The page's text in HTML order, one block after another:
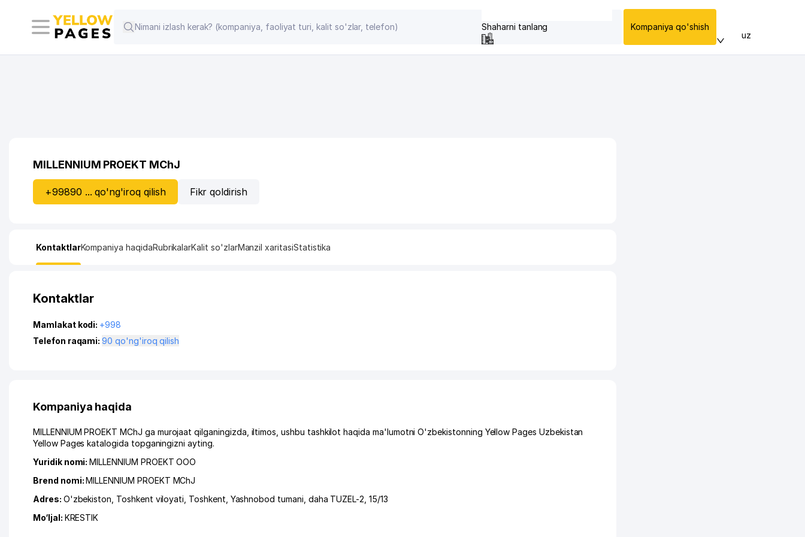
Shaharni tanlang Kompaniya qo'shish
uz
MILLENNIUM PROEKT MChJ
+99890 ... qo'ng'iroq qilish Fikr qoldirish
KontaktlarKompaniya haqidaRubrikalarKalit so'zlarManzil xaritasiStatistika
Kontaktlar
Mamlakat kodi: +998
Telefon raqami:
90 qo'ng'iroq qilish
Kompaniya haqida
MILLENNIUM PROEKT MChJ ga murojaat qilganingizda, iltimos, ushbu tashkilot haqida ma'lumotni O'zbekistonning Yellow Pages Uzbekistan
Yellow Pages katalogida topganingizni ayting.
Yuridik nomi:MILLENNIUM PROEKT ООО
Brend nomi:MILLENNIUM PROEKT MChJ
Adres: O'zbekiston, Toshkent viloyati Toshkent Yashnobod tumani daha TUZEL-2 , 15/13
Mo‘ljal: KRESTIK